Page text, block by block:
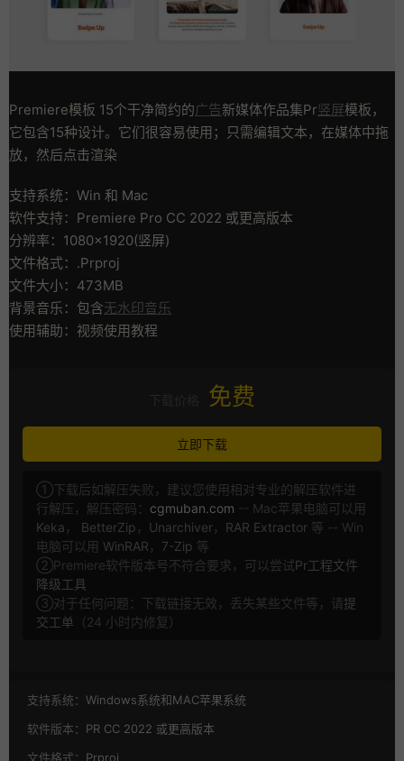
Premiere模板 15个干净简约的广告新媒体作品集Pr竖屏模板，
它包含15种设计。它们很容易使用；只需编辑文本，在媒体中拖
放，然后点击渲染
支持系统：Win 和 Mac
软件支持：Premiere Pro CC 2022 或更高版本
分辨率：1080×1920(竖屏)
文件格式：.Prproj
文件大小：473MB
背景音乐：包含无水印音乐
使用辅助：视频使用教程
免费
立即下载
①下载后如解压失败，建议您使用相对专业的解压软件进
行解压，解压密码： cgmuban.com -- Mac苹果电脑可以用
Keka ， BetterZip ， Unarchiver， RAR Extractor 等 -- Win
电脑可以用 WinRAR ， 7-Zip 等
②Premiere软件版本号不符合要求，可以尝试Pr工程文件
降级工具
③对于任何问题：下载链接无效，丢失某些文件等，请提
交工单 （24 小时内修复）
支持系统： Windows系统和MAC苹果系统
软件版本： PR CC 2022 或更高版本
文件格式： Prproj